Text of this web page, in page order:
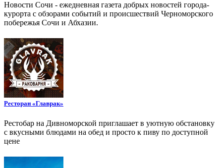
Новости Сочи - ежедневная газета добрых новостей города-
курорта с обзорами событий и происшествий Черноморского
побережья Сочи и Абхазии.
Ресторан «Главрак»
Рестобар на Дивноморской приглашает в уютную обстановку
с вкусными блюдами на обед и просто к пиву по доступной
цене